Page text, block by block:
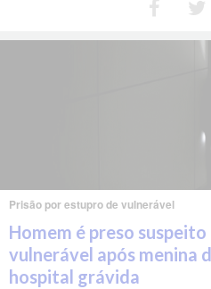
Prisão por estupro de vulnerável
Homem é preso
vulnerável após menina
hospital grávida